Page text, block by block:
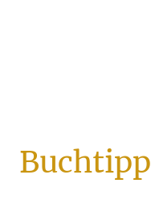
Buchtipp